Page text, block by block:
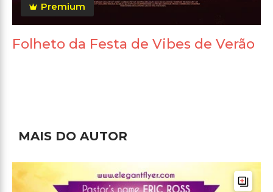
Premium
Folheto da Festa de Vibes de Verão
MAIS DO AUTOR